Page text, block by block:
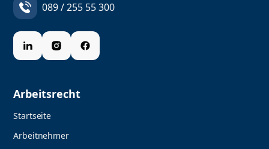
089 / 255 55 300
Arbeitsrecht
Startseite
Arbeitnehmer